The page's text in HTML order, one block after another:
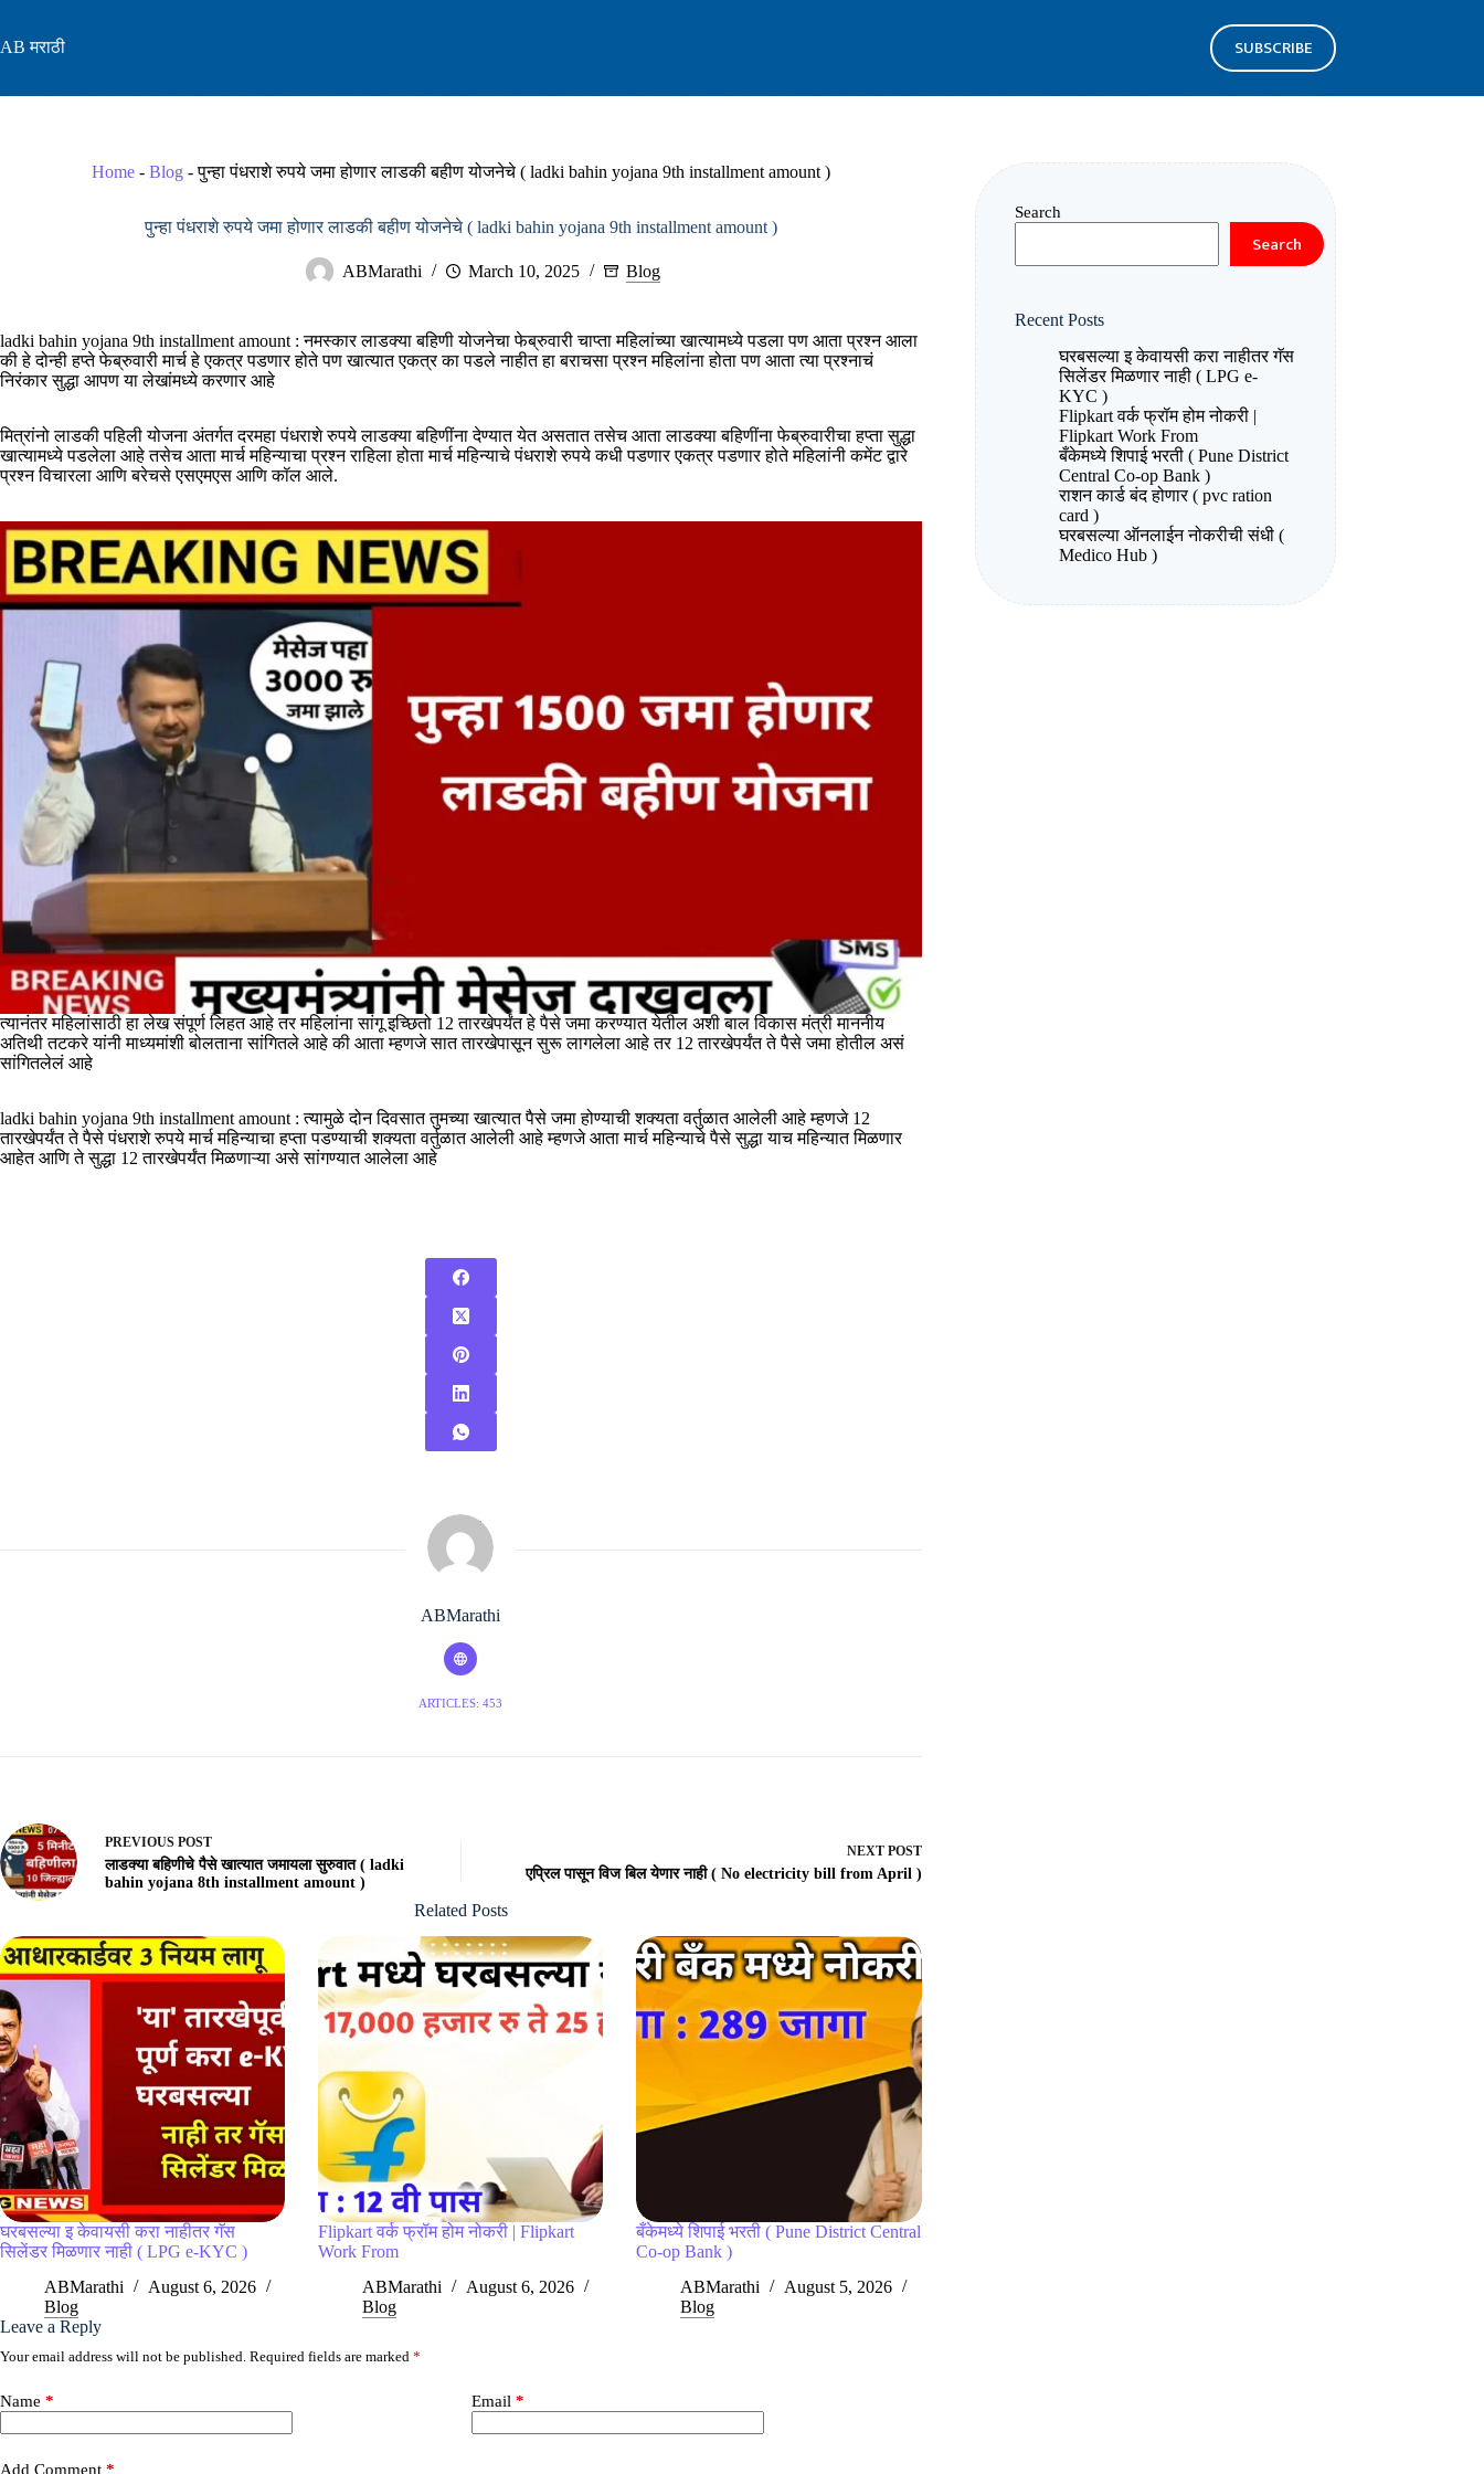
content
AB मराठी SUBSCRIBE
Home- Blog-पुन्हा पंधराशे रुपये जमा होणार लाडकी बहीण योजनेचे ( ladki bahin yojana 9th installment amount )
पुन्हा पंधराशे रुपये जमा होणार लाडकी बहीण योजनेचे ( ladki bahin yojana 9th installment amount )
ABMarathi March 10, 2025 Blog
ladki bahin yojana 9th installment amount : नमस्कार लाडक्या बहिणी योजनेचा फेब्रुवारी चाप्ता महिलांच्या खात्यामध्ये पडला पण आता प्रश्न आला
की हे दोन्ही हप्ते फेब्रुवारी मार्च हे एकत्र पडणार होते पण खात्यात एकत्र का पडले नाहीत हा बराचसा प्रश्न महिलांना होता पण आता त्या प्रश्नाचं
निरंकार सुद्धा आपण या लेखांमध्ये करणार आहे
मित्रांनो लाडकी पहिली योजना अंतर्गत दरमहा पंधराशे रुपये लाडक्या बहिणींना देण्यात येत असतात तसेच आता लाडक्या बहिणींना फेब्रुवारीचा हप्ता सुद्धा
खात्यामध्ये पडलेला आहे तसेच आता मार्च महिन्याचा प्रश्न राहिला होता मार्च महिन्याचे पंधराशे रुपये कधी पडणार एकत्र पडणार होते महिलांनी कमेंट द्वारे
प्रश्न विचारला आणि बरेचसे एसएमएस आणि कॉल आले.
त्यानंतर महिलांसाठी हा लेख संपूर्ण लिहत आहे तर महिलांना सांगू इच्छितो 12 तारखेपर्यंत हे पैसे जमा करण्यात येतील अशी बाल विकास मंत्री माननीय
अतिथी तटकरे यांनी माध्यमांशी बोलताना सांगितले आहे की आता म्हणजे सात तारखेपासून सुरू लागलेला आहे तर 12 तारखेपर्यंत ते पैसे जमा होतील असं
सांगितलेलं आहे
ladki bahin yojana 9th installment amount : त्यामुळे दोन दिवसात तुमच्या खात्यात पैसे जमा होण्याची शक्यता वर्तुळात आलेली आहे म्हणजे 12
तारखेपर्यंत ते पैसे पंधराशे रुपये मार्च महिन्याचा हप्ता पडण्याची शक्यता वर्तुळात आलेली आहे म्हणजे आता मार्च महिन्याचे पैसे सुद्धा याच महिन्यात मिळणार
आहेत आणि ते सुद्धा 12 तारखेपर्यंत मिळणाऱ्या असे सांगण्यात आलेला आहे
ABMarathi
ARTICLES: 453
PREVIOUS POST
लाडक्या बहिणीचे पैसे खात्यात जमायला सुरुवात ( ladki
bahin yojana 8th installment amount )
NEXT POST
एप्रिल पासून विज बिल येणार नाही ( No electricity bill from April )
Related Posts
घरबसल्या इ केवायसी करा नाहीतर गॅस
सिलेंडर मिळणार नाही ( LPG e-KYC )
ABMarathi
August 6, 2026
Blog
Flipkart वर्क फ्रॉम होम नोकरी | Flipkart
Work From
ABMarathi
August 6, 2026
Blog
बँकेमध्ये शिपाई भरती ( Pune District Central
Co-op Bank )
ABMarathi
August 5, 2026
Blog
Leave a Reply
Your email address will not be published. Required fields are marked *
Name * Email *
Add Comment *
Search
Search
Recent Posts
घरबसल्या इ केवायसी करा नाहीतर गॅस
सिलेंडर मिळणार नाही ( LPG e-
KYC )
Flipkart वर्क फ्रॉम होम नोकरी |
Flipkart Work From
बँकेमध्ये शिपाई भरती ( Pune District
Central Co-op Bank )
राशन कार्ड बंद होणार ( pvc ration
card )
घरबसल्या ऑनलाईन नोकरीची संधी (
Medico Hub )